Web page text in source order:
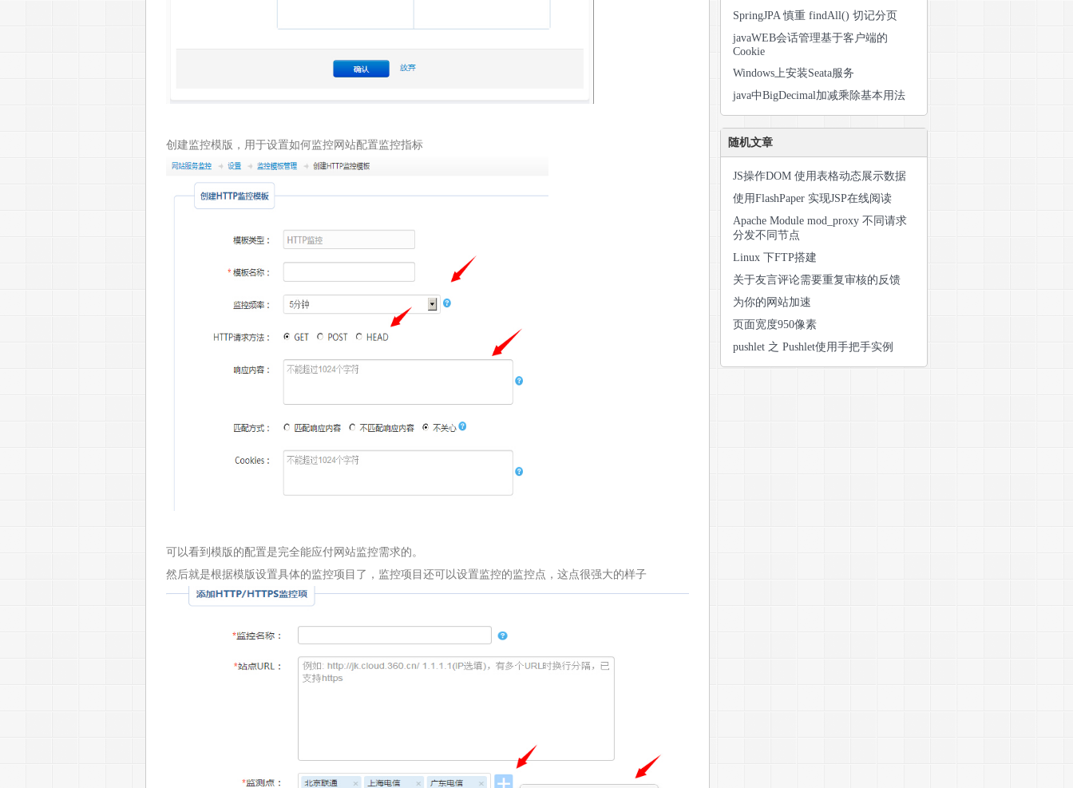
创建监控模版，用于设置如何监控网站配置监控指标
可以看到模版的配置是完全能应付网站监控需求的。
然后就是根据模版设置具体的监控项目了，监控项目还可以设置监控的监控点，这点很强大的样子
SpringJPA 慎重 findAll() 切记分页
javaWEB会话管理基于客户端的
Cookie
Windows上安装Seata服务
java中BigDecimal加减乘除基本用法
随机文章
JS操作DOM 使用表格动态展示数据
使用FlashPaper 实现JSP在线阅读
Apache Module mod_proxy 不同请求
分发不同节点
Linux 下FTP搭建
关于友言评论需要重复审核的反馈
为你的网站加速
页面宽度950像素
pushlet 之 Pushlet使用手把手实例